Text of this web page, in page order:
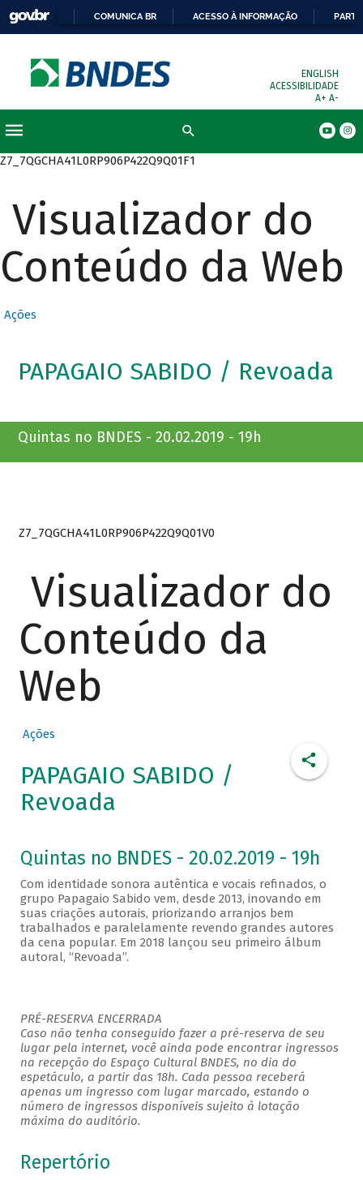
COMUNICA BR ACESSO À INFORMAÇÃO
ENGLISH
ACESSIBILIDADE
A+ A-
Z7_7QGCHA41L0RP906P422Q9Q01F1
Visualizador do
Conteúdo da Web
Ações
PAPAGAIO SABIDO / Revoada
Quintas no BNDES - 20.02.2019 - 19h
Z7_7QGCHA41L0RP906P422Q9Q01V0
Visualizador do
Conteúdo da
Web
Ações
PAPAGAIO SABIDO /
Revoada
Quintas no BNDES - 20.02.2019 - 19h
Com identidade sonora autêntica e vocais refinados, o
grupo Papagaio Sabido vem, desde 2013, inovando em
suas criações autorais, priorizando arranjos bem
trabalhados e paralelamente revendo grandes autores
da cena popular. Em 2018 lançou seu primeiro álbum
autoral, “Revoada”.
PRÉ-RESERVA ENCERRADA
Caso não tenha conseguido fazer a pré-reserva de seu
lugar pela internet, você ainda pode encontrar ingressos
na recepção do Espaço Cultural BNDES, no dia do
espetáculo, a partir das 18h. Cada pessoa receberá
apenas um ingresso com lugar marcado, estando o
número de ingressos disponíveis sujeito à lotação
máxima do auditório.
Repertório